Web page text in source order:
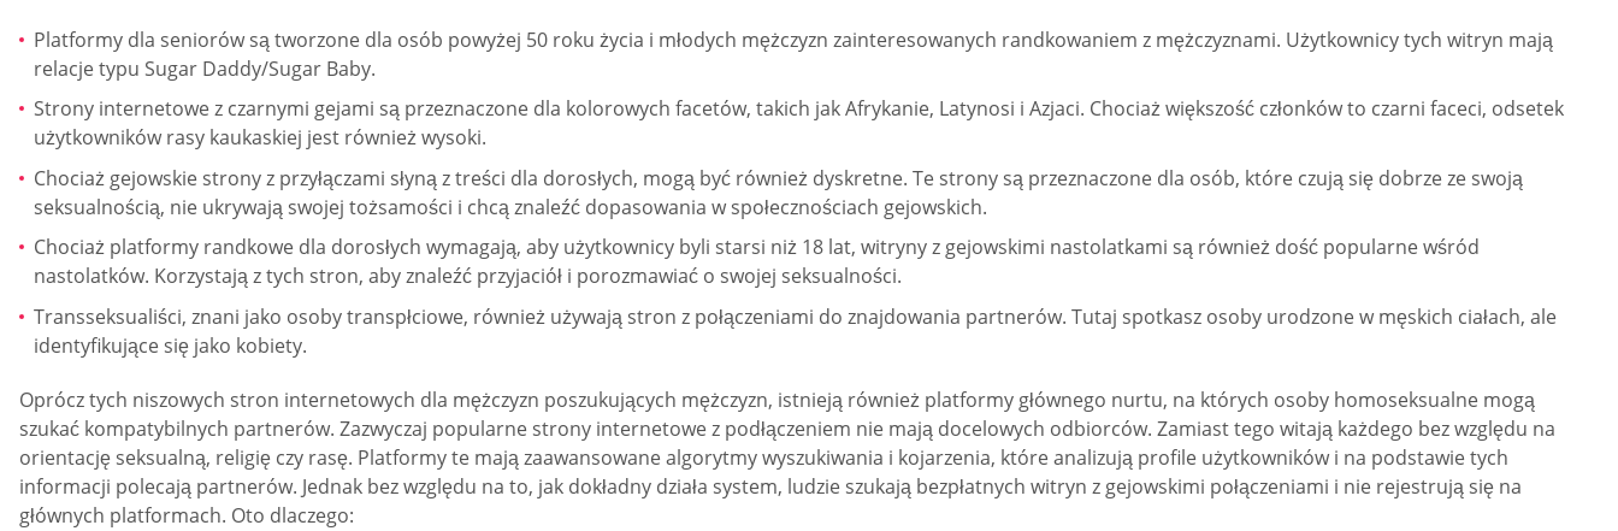
Platformy dla seniorów są tworzone dla osób powyżej 50 roku życia i młodych mężczyzn zainteresowanych randkowaniem z mężczyznami. Użytkownicy tych witryn mają
relacje typu Sugar Daddy/Sugar Baby.
Strony internetowe z czarnymi gejami są przeznaczone dla kolorowych facetów, takich jak Afrykanie, Latynosi i Azjaci. Chociaż większość członków to czarni faceci, odsetek
użytkowników rasy kaukaskiej jest również wysoki.
Chociaż gejowskie strony z przyłączami słyną z treści dla dorosłych, mogą być również dyskretne. Te strony są przeznaczone dla osób, które czują się dobrze ze swoją
seksualnością, nie ukrywają swojej tożsamości i chcą znaleźć dopasowania w społecznościach gejowskich.
Chociaż platformy randkowe dla dorosłych wymagają, aby użytkownicy byli starsi niż 18 lat, witryny z gejowskimi nastolatkami są również dość popularne wśród
nastolatków. Korzystają z tych stron, aby znaleźć przyjaciół i porozmawiać o swojej seksualności.
Transseksualiści, znani jako osoby transpłciowe, również używają stron z połączeniami do znajdowania partnerów. Tutaj spotkasz osoby urodzone w męskich ciałach, ale
identyfikujące się jako kobiety.
Oprócz tych niszowych stron internetowych dla mężczyzn poszukujących mężczyzn, istnieją również platformy głównego nurtu, na których osoby homoseksualne mogą
szukać kompatybilnych partnerów. Zazwyczaj popularne strony internetowe z podłączeniem nie mają docelowych odbiorców. Zamiast tego witają każdego bez względu na
orientację seksualną, religię czy rasę. Platformy te mają zaawansowane algorytmy wyszukiwania i kojarzenia, które analizują profile użytkowników i na podstawie tych
informacji polecają partnerów. Jednak bez względu na to, jak dokładny działa system, ludzie szukają bezpłatnych witryn z gejowskimi połączeniami i nie rejestrują się na
głównych platformach. Oto dlaczego: